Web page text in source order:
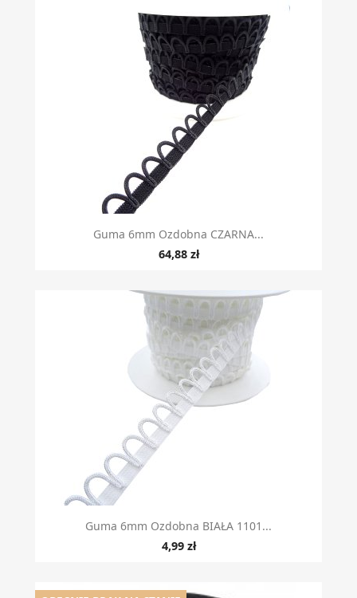
Guma 6mm Ozdobna CZARNA...
64,88 zł
Guma 6mm Ozdobna BIAŁA 1101...
4,99 zł